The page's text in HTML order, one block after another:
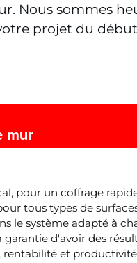
Nous sommes
projet du
mur
pour un coffrage
tous types de
le système adapté à
garantie d'avoir des
et productivité